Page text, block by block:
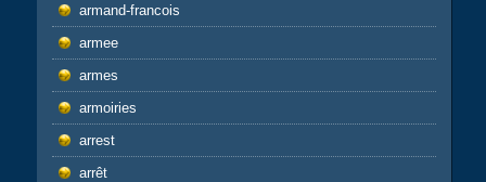
armand-francois
armee
armes
armoiries
arrest
arrêt